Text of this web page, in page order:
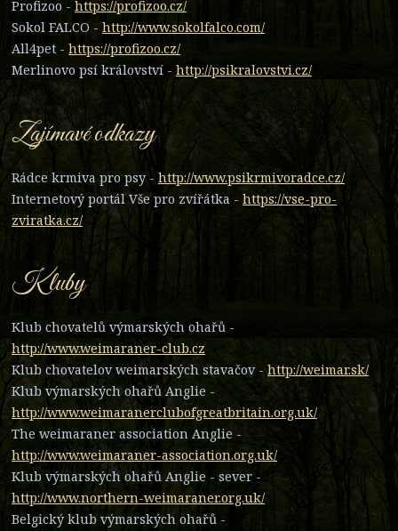
Profizoo - https://profizoo.cz/
Sokol FALCO - http://www.sokolfalco.com/
All4pet - https://profizoo.cz/
Merlinovo psí království - http://psikralovstvi.cz/
Zajímavé odkazy
Rádce krmiva pro psy - http://www.psikrmivoradce.cz/
Internetový portál Vše pro zvířátka - https://vse-pro-
zviratka.cz/
Kluby
Klub chovatelů výmarských ohařů -
http://www.weimaraner-club.cz
Klub chovatelov weimarských stavačov -http://weimar.sk/
Klub výmarských ohařů Anglie -
http://www.weimaranerclubofgreatbritain.org.uk/
The weimaraner association Anglie -
http://www.weimaraner-association.org.uk/
Klub výmarských ohařů Anglie - sever -
http://www.northern-weimaraner.org.uk/
Belgický klub výmarských ohařů -